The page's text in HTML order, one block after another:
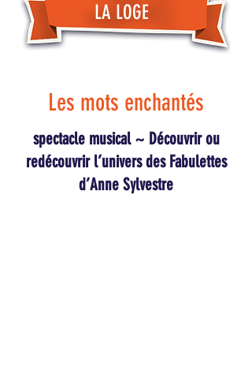
LA LOGE
Les mots enchantés
spectacle musical ~ Découvrir ou
redécouvrir l’univers des Fabulettes
d’Anne Sylvestre